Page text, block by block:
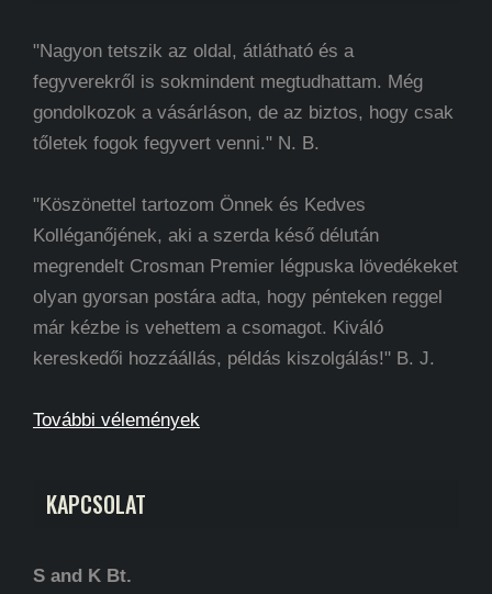
"Nagyon tetszik az oldal, átlátható és a
fegyverekről is sokmindent megtudhattam. Még
gondolkozok a vásárláson, de az biztos, hogy csak
tőletek fogok fegyvert venni." N. B.
"Köszönettel tartozom Önnek és Kedves
Kolléganőjének, aki a szerda késő délután
megrendelt Crosman Premier légpuska lövedékeket
olyan gyorsan postára adta, hogy pénteken reggel
már kézbe is vehettem a csomagot. Kiváló
kereskedői hozzáállás, példás kiszolgálás!" B. J.
További vélemények
KAPCSOLAT
S and K Bt.